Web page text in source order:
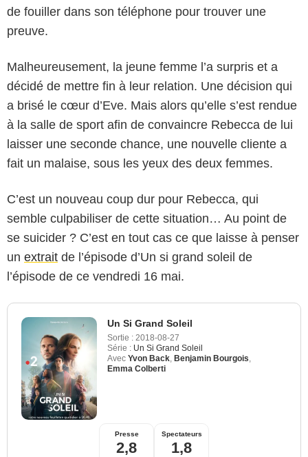
de fouiller dans son téléphone pour trouver une
preuve.
Malheureusement, la jeune femme l’a surpris et a
décidé de mettre fin à leur relation. Une décision qui
a brisé le cœur d’Eve. Mais alors qu’elle s’est rendue
à la salle de sport afin de convaincre Rebecca de lui
laisser une seconde chance, une nouvelle cliente a
fait un malaise, sous les yeux des deux femmes.
C’est un nouveau coup dur pour Rebecca, qui
semble culpabiliser de cette situation… Au point de
se suicider ? C’est en tout cas ce que laisse à penser
un extrait de l’épisode d’Un si grand soleil de
l’épisode de ce vendredi 16 mai.
Un Si Grand Soleil
Sortie : 2018-08-27
Série : Un Si Grand Soleil
Avec Yvon Back Benjamin Bourgois
Emma Colberti
Presse
2,8
Spectateurs
1,8